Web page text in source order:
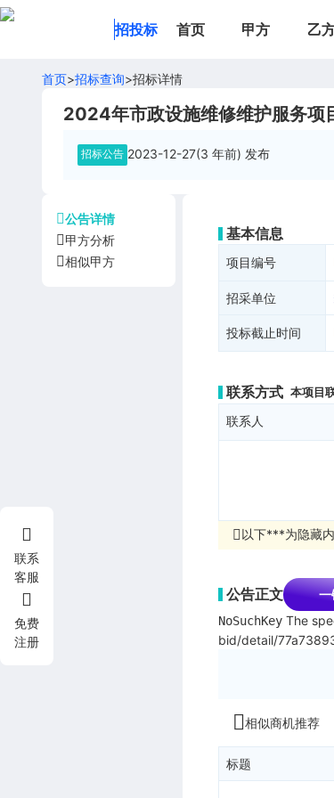
招投标 首页 甲方 乙
首页>招标查询>招标详情
2024年市政设施维修维护服务项
招标公告 2023-12-27(3 年前) 发布
公告详情
甲方分析
相似甲方
基本信息
项目编号
招采单位
投标截止时间
联系方式 本项目
联系人
以下***为隐藏内
公告正文 一
NoSuchKey The
bid/detail/
相似商机推荐
标题
联系
客服
免费
注册